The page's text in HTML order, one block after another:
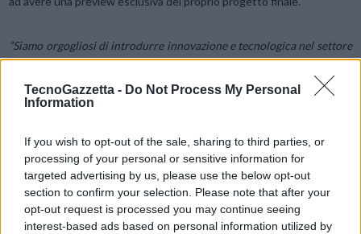
TecnoGazzetta - Do Not Process My Personal
Information
If you wish to opt-out of the sale, sharing to third parties, or
processing of your personal or sensitive information for
targeted advertising by us, please use the below opt-out
section to confirm your selection. Please note that after your
opt-out request is processed you may continue seeing
interest-based ads based on personal information utilized by
“Siamo orgogliosi di introdurre innovazione e tecnologica nel settore
Rubner-La collaborazione con player di calibro internazionale quali
Würth Italia e il suo partner tecnologico Hevolus Innovation, che è
potenzialità delle tecnologie d’avanguardia e sfruttare al meglio tutte
le immense opportunità offerte dalla Mixed Reality, per offrire a
progettisti e clienti esperienze indimenticabili e introdurre gli edifici
in legno nell’attuale mondo 4.0”.